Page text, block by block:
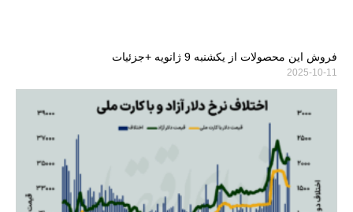
فروش این محصولات از یکشنبه 9 ژانویه +جزئیات
2025-10-11